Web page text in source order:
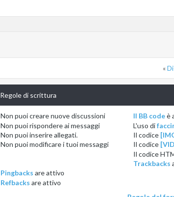
«
Regole di scrittura
Non puoicreare nuove discussioni
Non puoirispondere ai messaggi
Non puoiinserire allegati.
Non puoimodificare i tuoi messaggi
Il BB codeè
L'uso di
Il codice
Il codice
Il codice
Trackbacks
Pingbacks areattivo
Refbacks areattivo